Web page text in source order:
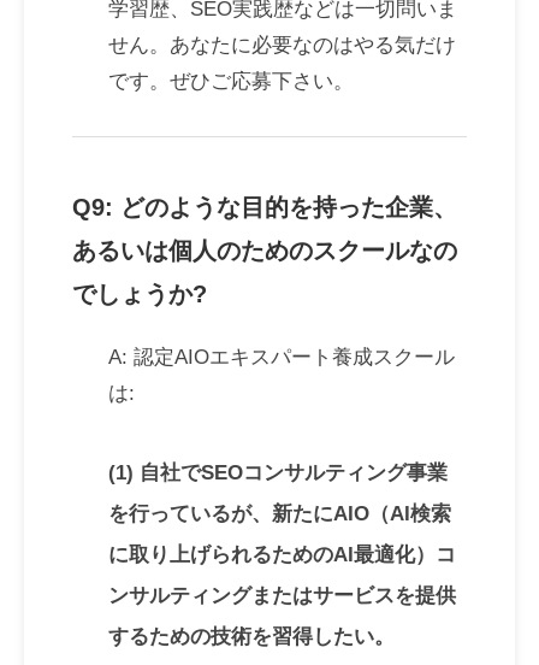
学習歴、SEO実践歴などは一切問いま
せん。あなたに必要なのはやる気だけ
です。ぜひご応募下さい。
Q9: どのような目的を持った企業、
あるいは個人のためのスクールなの
でしょうか?
A: 認定AIOエキスパート養成スクール
は:
(1) 自社でSEOコンサルティング事業
を行っているが、新たにAIO（AI検索
に取り上げられるためのAI最適化）コ
ンサルティングまたはサービスを提供
するための技術を習得したい。